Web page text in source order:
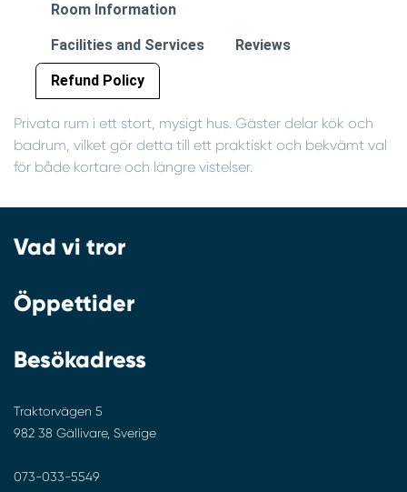
Room Information
Facilities and Services Reviews
Refund Policy
Privata rum i ett stort, mysigt hus. Gäster delar kök och
badrum, vilket gör detta till ett praktiskt och bekvämt val
för både kortare och längre vistelser.
Vad vi tror
Öppettider
Besökadress
Traktorvägen 5
982 38 Gällivare, Sverige
073-033-5549